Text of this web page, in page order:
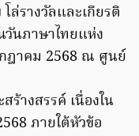
ล่รางวัลและเกียรติ
นภาษาไทยแห่ง
ฎาคม 2568 ณ ศูนย์
างสรรค์ เนื่องใน
ภายใต้หัวข้อ